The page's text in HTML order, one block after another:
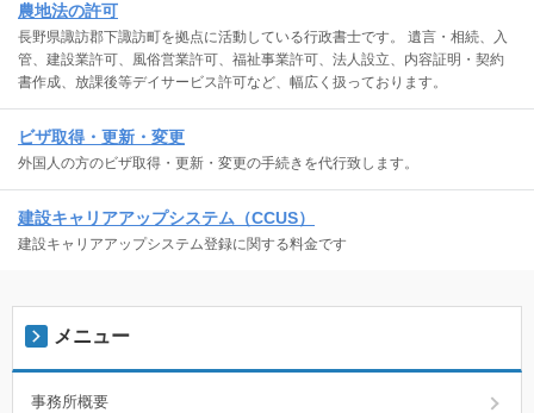
農地法の許可
長野県諏訪郡下諏訪町を拠点に活動している行政書士です。 遺言・相続、入
管、建設業許可、風俗営業許可、福祉事業許可、法人設立、内容証明・契約
書作成、放課後等デイサービス許可など、幅広く扱っております。
ビザ取得・更新・変更
外国人の方のビザ取得・更新・変更の手続きを代行致します。
建設キャリアアップシステム（CCUS）
建設キャリアアップシステム登録に関する料金です
メニュー
事務所概要